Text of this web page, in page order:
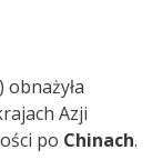
obnażyła
Azji
po Chinach.